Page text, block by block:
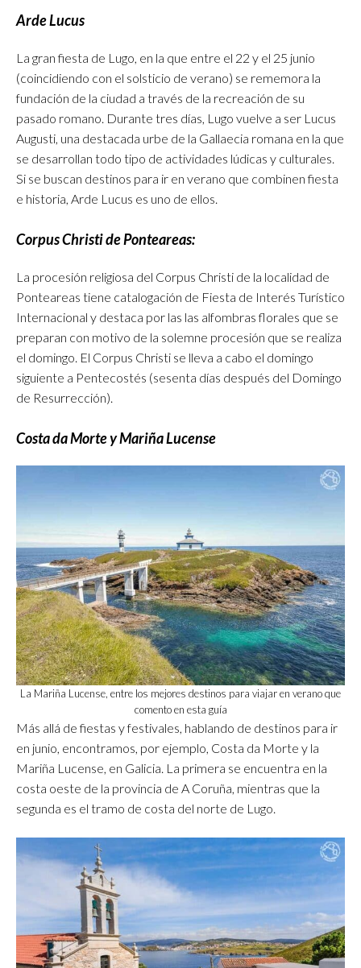
Arde Lucus
La gran fiesta de Lugo, en la que entre el 22 y el 25 junio
(coincidiendo con el solsticio de verano) se rememora la
fundación de la ciudad a través de la recreación de su
pasado romano. Durante tres días, Lugo vuelve a ser Lucus
Augusti, una destacada urbe de la Gallaecia romana en la que
se desarrollan todo tipo de actividades lúdicas y culturales.
Si se buscan destinos para ir en verano que combinen fiesta
e historia, Arde Lucus es uno de ellos.
Corpus Christi de Ponteareas:
La procesión religiosa del Corpus Christi de la localidad de
Ponteareas tiene catalogación de Fiesta de Interés Turístico
Internacional y destaca por las las alfombras florales que se
preparan con motivo de la solemne procesión que se realiza
el domingo. El Corpus Christi se lleva a cabo el domingo
siguiente a Pentecostés (sesenta días después del Domingo
de Resurrección).
Costa da Morte y Mariña Lucense
La Mariña Lucense, entre los mejores destinos para viajar en verano que
comento en esta guía
Más allá de fiestas y festivales, hablando de destinos para ir
en junio, encontramos, por ejemplo, Costa da Morte y la
Mariña Lucense, en Galicia. La primera se encuentra en la
costa oeste de la provincia de A Coruña, mientras que la
segunda es el tramo de costa del norte de Lugo.